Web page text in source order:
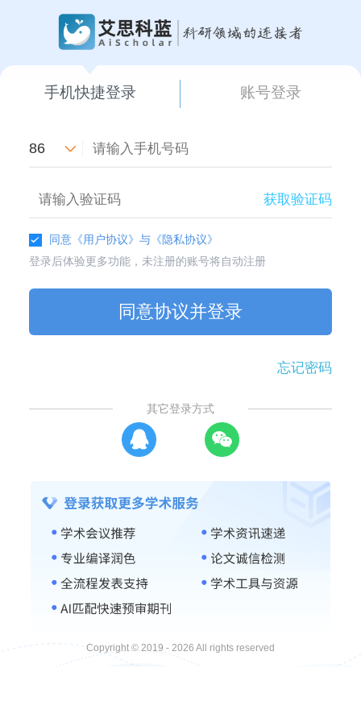
手机快捷登录 账号登录
86
获取验证码
同意 《用户协议》与 《隐私协议》
登录后体验更多功能，未注册的账号将自动注册
同意协议并登录
忘记密码
其它登录方式
Copyright © 2019 - 2026 All rights reserved